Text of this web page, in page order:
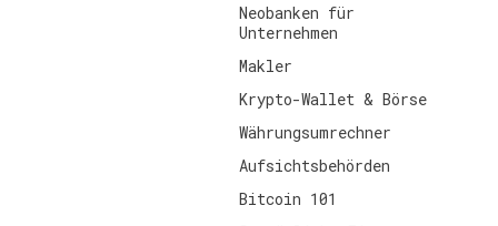
Neobanken für
Unternehmen
Makler
Krypto-Wallet & Börse
Währungsumrechner
Aufsichtsbehörden
Bitcoin 101